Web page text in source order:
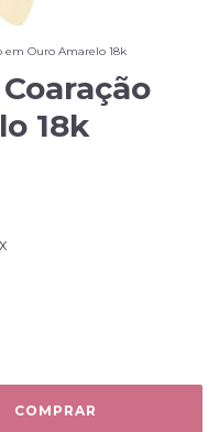
em Ouro Amarelo 18k
18k